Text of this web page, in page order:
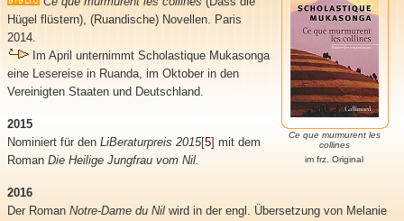
Ce que murmurent les
collines
im frz. Original
Hügel flüstern), (Ruandische) Novellen. Paris
2014.
Im April unternimmt Scholastique Mukasonga
eine Lesereise in Ruanda, im Oktober in den
Vereinigten Staaten und Deutschland.
2015
Nominiert für den LiBeraturpreis 2015[5] mit dem
Roman Die Heilige Jungfrau vom Nil.
2016
Der Roman Notre-Dame du Nil wird in der engl. Übersetzung von Melanie